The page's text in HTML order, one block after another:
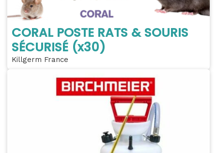
CORAL POSTE RATS & SOURIS
SÉCURISÉ (x30)
Killgerm France